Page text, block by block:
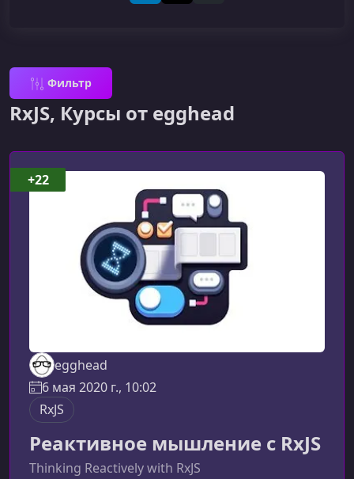
Фильтр
RxJS, Курсы от egghead
egghead
6 мая 2020 г., 10:02
RxJS
Реактивное мышление с RxJS
Thinking Reactively with RxJS
+22